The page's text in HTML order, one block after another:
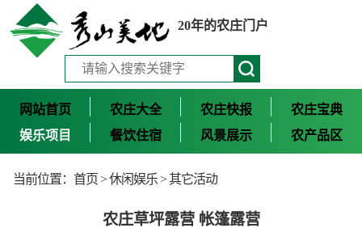
20年的农庄门户
网站首页 农庄大全 农庄快报
农庄宝典
娱乐项目
餐饮住宿 风景展示 农产品区
当前位置： 首页 >休闲娱乐>其它活动
农庄草坪露营 帐篷露营